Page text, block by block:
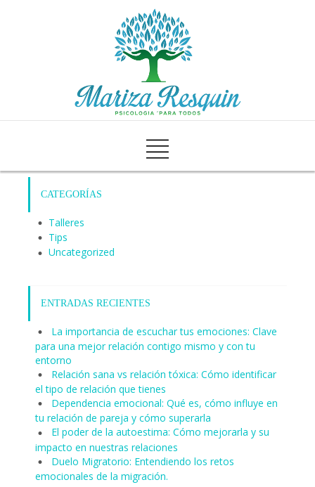
CATEGORÍAS
Talleres
Tips
Uncategorized
ENTRADAS RECIENTES
La importancia de escuchar tus emociones: Clave
para una mejor relación contigo mismo y con tu
entorno
Relación sana vs relación tóxica: Cómo identificar
el tipo de relación que tienes
Dependencia emocional: Qué es, cómo influye en
tu relación de pareja y cómo superarla
El poder de la autoestima: Cómo mejorarla y su
impacto en nuestras relaciones
Duelo Migratorio: Entendiendo los retos
emocionales de la migración.